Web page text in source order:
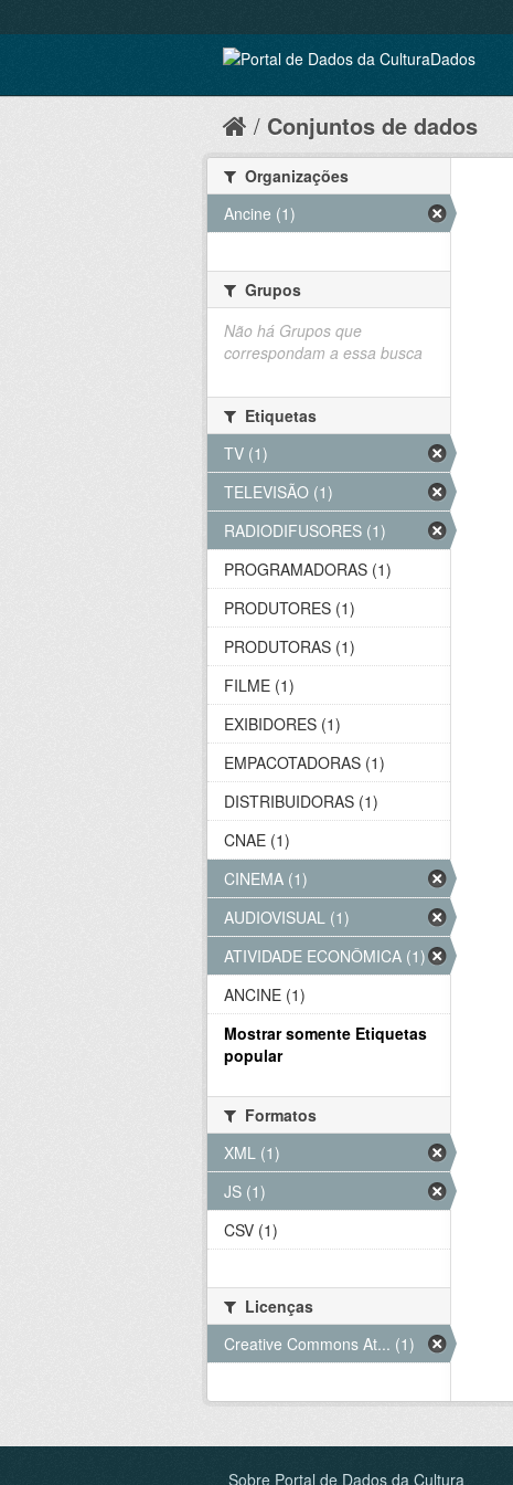
Conjuntos de dados
Organizações
Ancine (1)
Grupos
Não há Grupos que
correspondam a essa busca
Etiquetas
TV (1)
TELEVISÃO (1)
RADIODIFUSORES (1)
PROGRAMADORAS (1)
PRODUTORES (1)
PRODUTORAS (1)
FILME (1)
EXIBIDORES (1)
EMPACOTADORAS (1)
DISTRIBUIDORAS (1)
CNAE (1)
CINEMA (1)
AUDIOVISUAL (1)
ATIVIDADE ECONÔMICA (1)
ANCINE (1)
Mostrar somente Etiquetas
popular
Formatos
XML (1)
JS (1)
CSV (1)
Licenças
Creative Commons At... (1)
Sobre Portal de Dados da Cultura